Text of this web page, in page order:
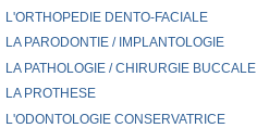
L'ORTHOPEDIE DENTO-FACIALE
LA PARODONTIE / IMPLANTOLOGIE
LA PATHOLOGIE / CHIRURGIE BUCCALE
LA PROTHESE
L'ODONTOLOGIE CONSERVATRICE